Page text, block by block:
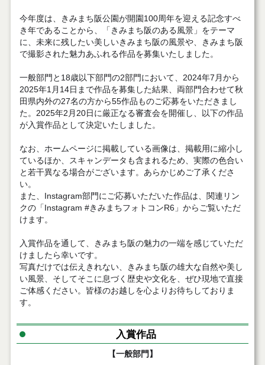
今年度は、きみまち阪公園が開園100周年を迎える記念すべ
き年であることから、「きみまち阪のある風景」をテーマ
に、未来に残したい美しいきみまち阪の風景や、きみまち阪
で撮影された魅力あふれる作品を募集いたしました。
一般部門と18歳以下部門の2部門において、2024年7月から
2025年1月14日まで作品を募集した結果、両部門合わせて秋
田県内外の27名の方から55作品ものご応募をいただきまし
た。2025年2月20日に厳正なる審査会を開催し、以下の作品
が入賞作品として決定いたしました。
なお、ホームページに掲載している画像は、掲載用に縮小し
ているほか、スキャンデータも含まれるため、実際の色合い
と若干異なる場合がございます。あらかじめご了承くださ
い。
また、Instagram部門にご応募いただいた作品は、関連リン
クの「Instagram #きみまちフォトコンR6」からご覧いただ
けます。
入賞作品を通して、きみまち阪の魅力の一端を感じていただ
けましたら幸いです。
写真だけでは伝えきれない、きみまち阪の雄大な自然や美し
い風景、そしてそこに息づく歴史や文化を、ぜひ現地で直接
ご体感ください。皆様のお越しを心よりお待ちしておりま
す。
入賞作品
【一般部門】